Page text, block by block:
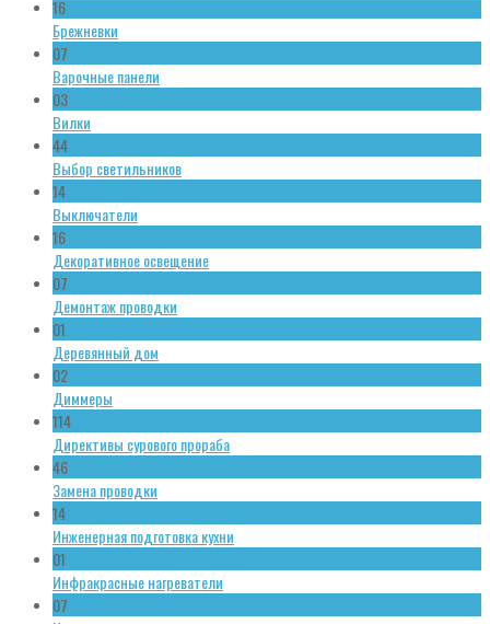
16
Брежневки
07
Варочные панели
03
Вилки
44
Выбор светильников
14
Выключатели
16
Декоративное освещение
07
Демонтаж проводки
01
Деревянный дом
02
Диммеры
114
Директивы сурового прораба
46
Замена проводки
14
Инженерная подготовка кухни
01
Инфракрасные нагреватели
07